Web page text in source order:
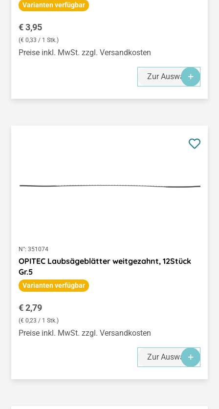
Varianten verfügbar
Regulärer Preis:
€ 3,95
(€ 0,33 / 1 Stk.)
Preise inkl. MwSt. zzgl. Versandkosten
Zur Auswahl
N°: 351074
OPITEC Laubsägeblätter weitgezahnt, 12Stück
Gr.5
Varianten verfügbar
Regulärer Preis:
€ 2,79
(€ 0,23 / 1 Stk.)
Preise inkl. MwSt. zzgl. Versandkosten
Zur Auswahl